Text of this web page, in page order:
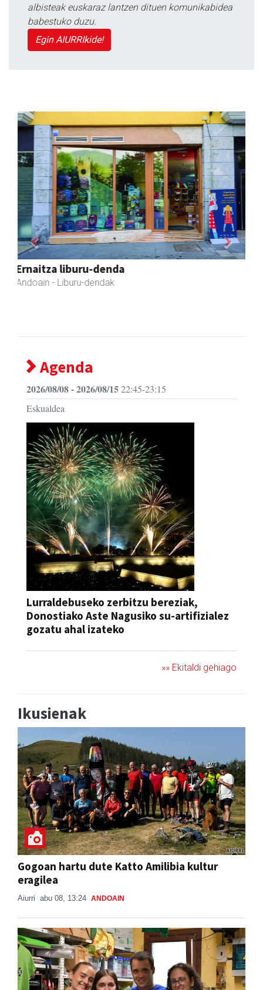
albisteak euskaraz lantzen dituen komunikabidea
babestuko duzu.
Egin AIURRIkide!
Eizmendi ile-apaindegia
Amasa-Villabona - Ile-apaindegiak
Previous Next
Agenda
2026/08/08 - 2026/08/1522:45-23:15
Eskualdea
Lurraldebuseko zerbitzu bereziak,
Donostiako Aste Nagusiko su-artifizialez
gozatu ahal izateko
»» Ekitaldi gehiago
Ikusienak
Gogoan hartu dute Katto Amilibia kultur
eragilea
Aiurri abu 08, 13:24 ANDOAIN